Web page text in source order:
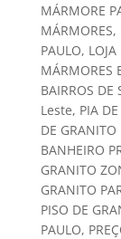
MÁRMORE
MÁRMORES,
PAULO,
MÁRMORES
BAIRROS DE
Leste, PIA
DE
BANHEIRO
GRANITO
GRANITO
PISO DE
PAULO,